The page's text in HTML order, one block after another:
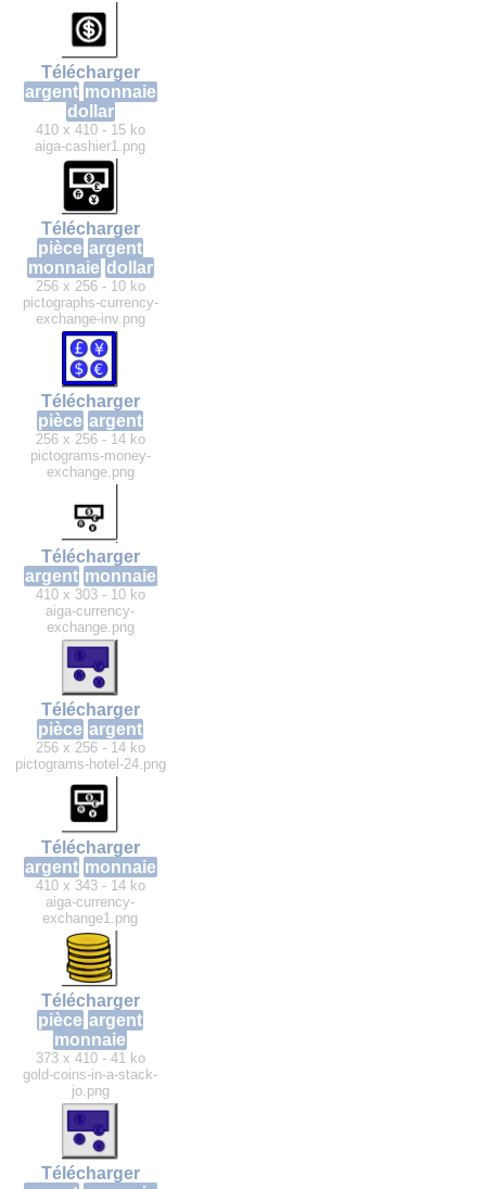
Télécharger
argent monnaie
dollar
410 x 410 - 15 ko
aiga-cashier1.png
Télécharger
pièce argent
monnaie dollar
256 x 256 - 10 ko
pictographs-currency-
exchange-inv.png
Télécharger
pièce argent
256 x 256 - 14 ko
pictograms-money-
exchange.png
Télécharger
argent monnaie
410 x 303 - 10 ko
aiga-currency-
exchange.png
Télécharger
pièce argent
256 x 256 - 14 ko
pictograms-hotel-24.png
Télécharger
argent monnaie
410 x 343 - 14 ko
aiga-currency-
exchange1.png
Télécharger
pièce argent
monnaie
373 x 410 - 41 ko
gold-coins-in-a-stack-
jo.png
Télécharger